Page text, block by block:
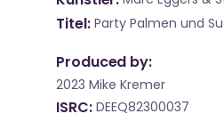
Titel Party Palmen und
Produced by:
2023 Mike Kremer
ISRC DEEQ82300037